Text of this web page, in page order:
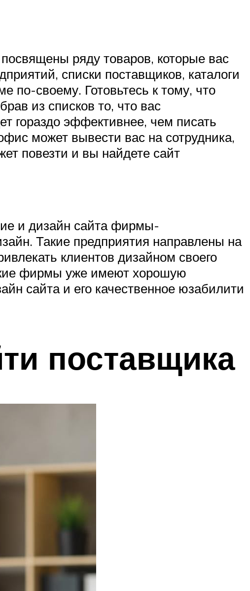
ряду товаров, которые вас
списки поставщиков, каталоги
по-своему. Готовьтесь к тому, что
из списков то, что вас
гораздо эффективнее, чем писать
может вывести вас на сотрудника,
повезти и вы найдете сайт
и дизайн сайта фирмы-
Такие предприятия направлены на
клиентов дизайном своего
фирмы уже имеют хорошую
сайта и его качественное юзабилити
поставщика